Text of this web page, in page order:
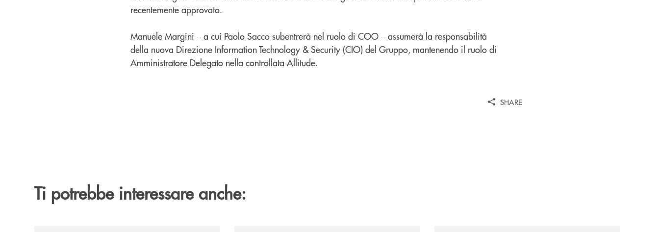
recentemente approvato.
Manuele Margini – a cui Paolo Sacco subentrerà nel ruolo di COO – assumerà la responsabilità
della nuova Direzione Information Technology & Security (CIO) del Gruppo, mantenendo il ruolo di
Amministratore Delegato nella controllata Allitude.
SHARE
Ti potrebbe interessare anche: